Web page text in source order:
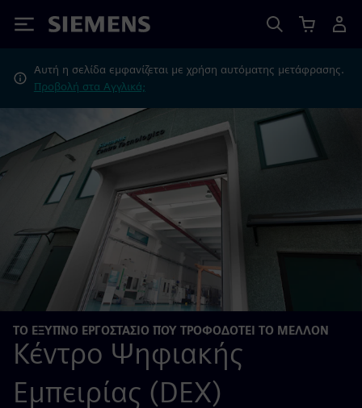
Siemens
Αυτή η σελίδα εμφανίζεται με χρήση αυτόματης μετάφρασης.
Προβολή στα Αγγλικά;
ΤΟ ΈΞΥΠΝΟ ΕΡΓΟΣΤΆΣΙΟ ΠΟΥ ΤΡΟΦΟΔΟΤΕΊ ΤΟ ΜΈΛΛΟΝ
Κέντρο Ψηφιακής
Εμπειρίας (DEX)